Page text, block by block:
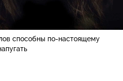
способны по-настоящему